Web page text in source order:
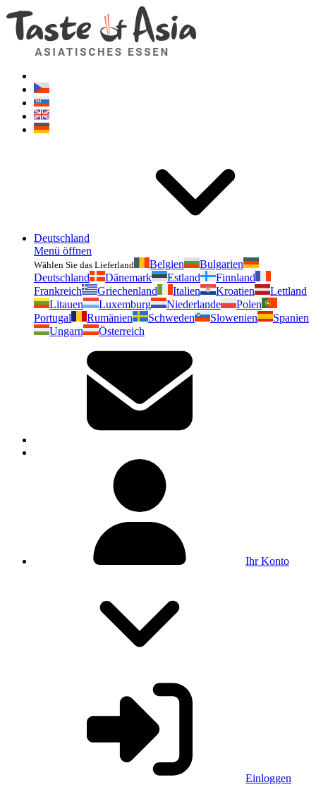
Deutschland
Menü öffnen
Wählen Sie das Lieferland Belgien
Bulgarien
Deutschland
Dänemark Estland
Finnland
Frankreich
Griechenland Italien Kroatien
Lettland
Litauen
Luxemburg Niederlande
Polen
Portugal
Rumänien Schweden Slowenien
Spanien
Ungarn
Österreich
Ihr Konto
Einloggen
Geschmackvonasien.de
Zögern Sie nicht zu fragen. Ich bin für Sie da!